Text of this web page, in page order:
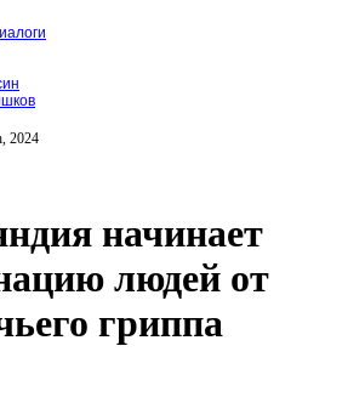
2024
начинает
людей от
гриппа